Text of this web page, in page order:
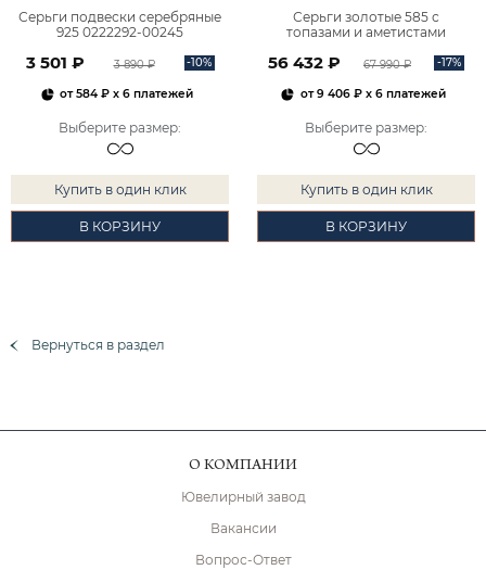
Серьги подвески серебряные
925 0222292-00245
3 501 ₽ 3 890 ₽ -10%
от584 ₽ x 6 платежей
Выберите размер:
Купить в один клик
В КОРЗИНУ
Серьги золотые 585 с
топазами и аметистами
56 432 ₽ 67 990 ₽ -17%
от9 406 ₽x 6 платежей
Выберите размер:
Купить в один клик
В КОРЗИНУ
Вернуться в раздел
О КОМПАНИИ
Ювелирный завод
Вакансии
Вопрос-Ответ